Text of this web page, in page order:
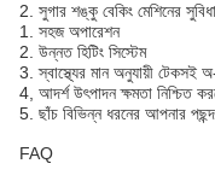
2. সুগার শঙ্কু বেকিং মেশিনের সুবিধা
1. সহজ অপারেশন
2. উন্নত হিটিং সিস্টেম
3. স্বাস্থ্যের মান অনুযায়ী টেকসই
4, আদর্শ উৎপাদন ক্ষমতা নিশ্চিত
5. ছাঁচ বিভিন্ন ধরনের আপনার পছন্দ
FAQ